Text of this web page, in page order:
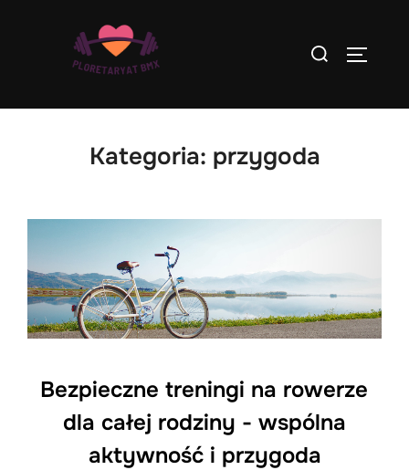
Search
Kategoria: przygoda
Bezpieczne treningi na rowerze
dla całej rodziny - wspólna
aktywność i przygoda